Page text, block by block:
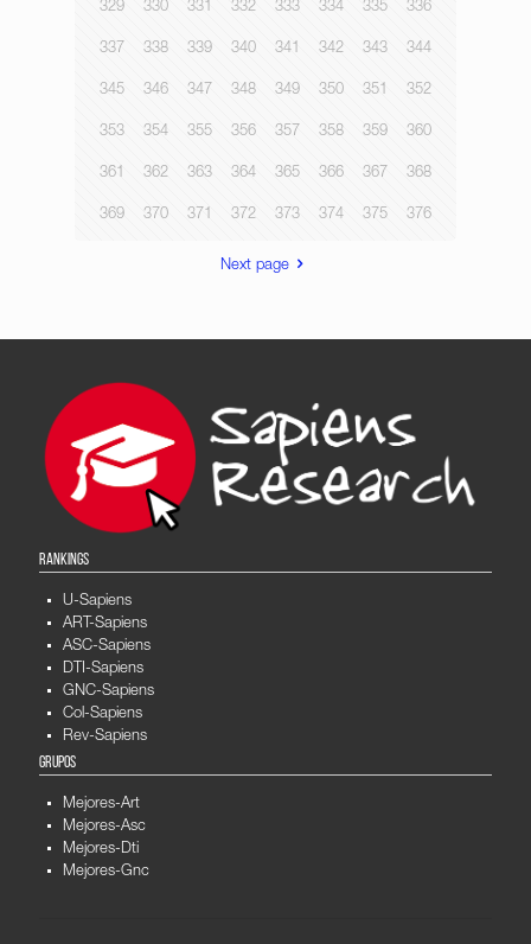
329 330 331 332 333 334 335 336
337 338 339 340 341 342 343 344
345 346 347 348 349 350 351 352
353 354 355 356 357 358 359 360
361 362 363 364 365 366 367 368
369 370 371 372 373 374 375 376
Next page
RANKINGS
U-Sapiens
ART-Sapiens
ASC-Sapiens
DTI-Sapiens
GNC-Sapiens
Col-Sapiens
Rev-Sapiens
GRUPOS
Mejores-Art
Mejores-Asc
Mejores-Dti
Mejores-Gnc